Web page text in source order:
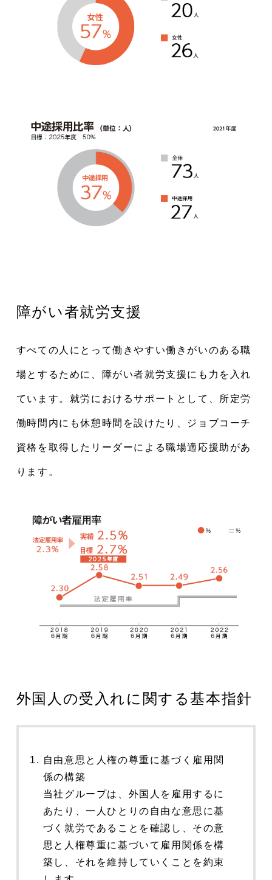
障がい者就労支援
すべての人にとって働きやすい働きがいのある職
場とするために、障がい者就労支援にも力を入れ
ています。就労におけるサポートとして、所定労
働時間内にも休憩時間を設けたり、ジョブコーチ
資格を取得したリーダーによる職場適応援助があ
ります。
外国人の受入れに関する基本指針
自由意思と人権の尊重に基づく雇用関
係の構築
当社グループは、外国人を雇用するに
あたり、一人ひとりの自由な意思に基
づく就労であることを確認し、その意
思と人権尊重に基づいて雇用関係を構
築し、それを維持していくことを約束